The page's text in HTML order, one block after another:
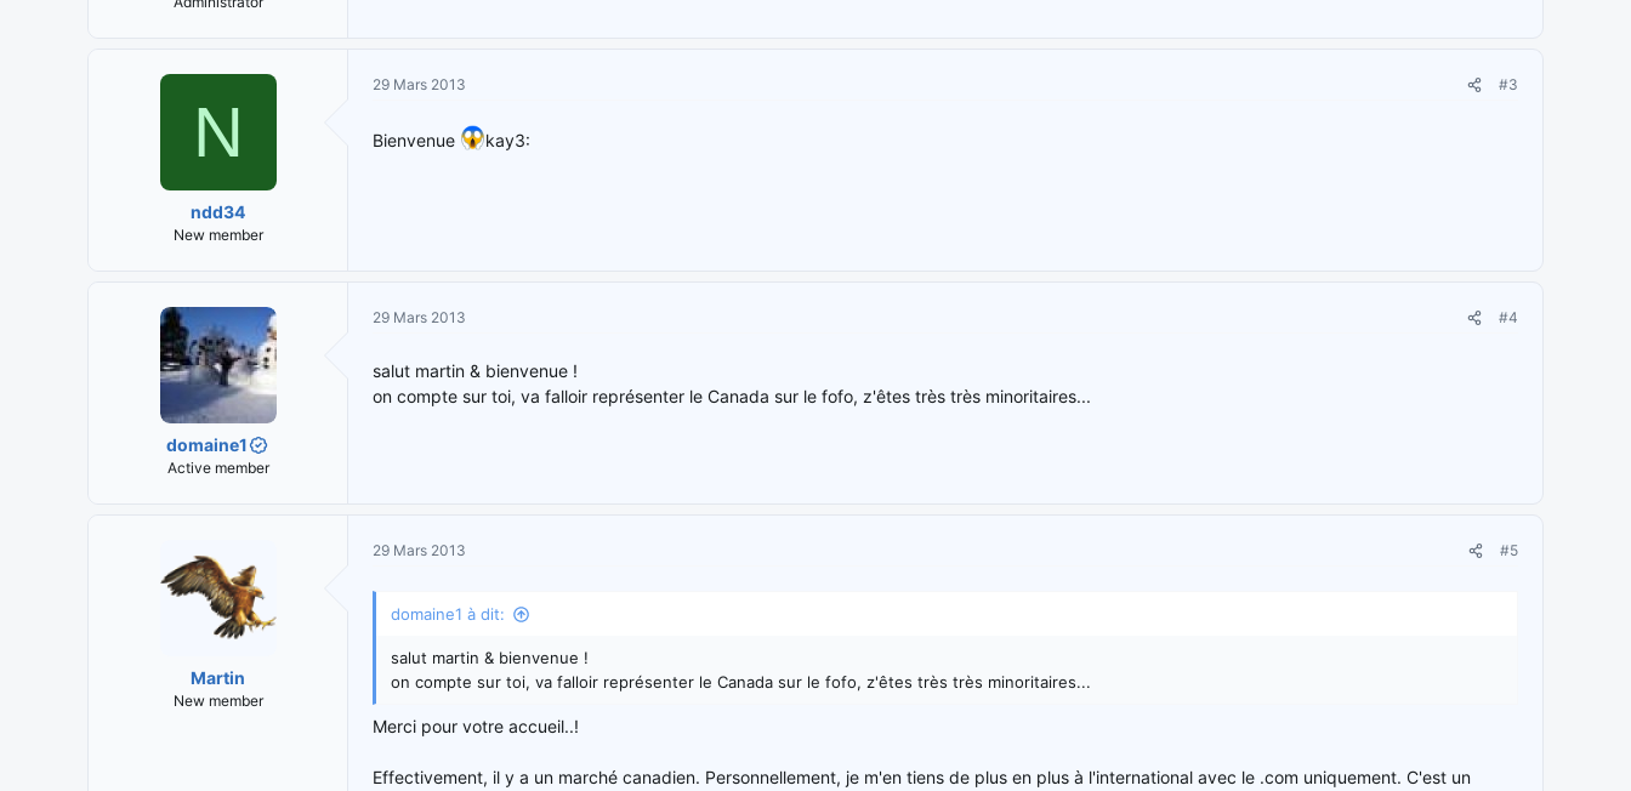
N
ndd34
New member
29 Mars 2013 #3
Bienvenue kay3:
domaine1
Active member
29 Mars 2013 #4
salut martin & bienvenue !
on compte sur toi, va falloir représenter le Canada sur le fofo, z'êtes très très minoritaires...
Martin
New member
29 Mars 2013 #5
domaine1 à dit:
salut martin & bienvenue !
on compte sur toi, va falloir représenter le Canada sur le fofo, z'êtes très très minoritaires...
Merci pour votre accueil..!
Effectivement, il y a un marché canadien. Personnellement, je m'en tiens de plus en plus à l'international avec le .com uniquement. C'est un